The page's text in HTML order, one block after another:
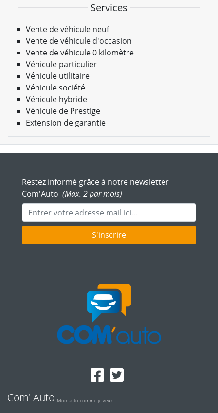
Services
Vente de véhicule neuf
Vente de véhicule d'occasion
Vente de véhicule 0 kilomètre
Véhicule particulier
Véhicule utilitaire
Véhicule société
Véhicule hybride
Véhicule de Prestige
Extension de garantie
Restez informé grâce à notre newsletter
Com'Auto (Max. 2 par mois)
Adresse mail
S'inscrire
Com' Auto Mon auto comme je veux